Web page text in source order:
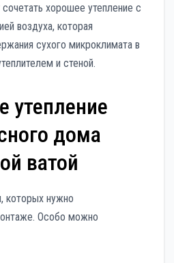
хорошее утепление с
воздуха, которая
сухого микроклимата в
и стеной.
утепление
дома
ватой
которых нужно
Особо можно